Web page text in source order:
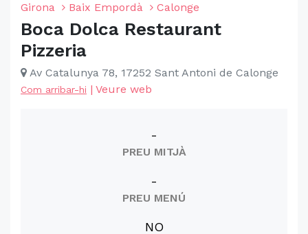
Girona Baix Empordà Calonge
Boca Dolca Restaurant
Pizzeria
Av Catalunya 78, 17252 Sant Antoni de Calonge
Com arribar-hi | Veure web
-
PREU MITJÀ
-
PREU MENÚ
NO